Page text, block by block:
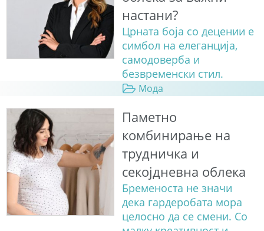
настани?
Црната боја со децении е
симбол на елеганција,
самодоверба и
безвременски стил.
Мода
Паметно
комбинирање на
трудничка и
секојдневна облека
Бременоста не значи
дека гардеробата мора
целосно да се смени. Со